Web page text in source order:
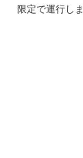
限定で運行しま